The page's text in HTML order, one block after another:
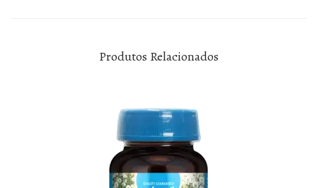
Produtos Relacionados